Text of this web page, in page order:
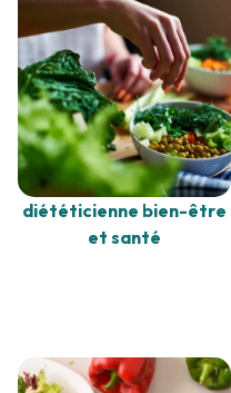
diététicienne bien-être
et santé